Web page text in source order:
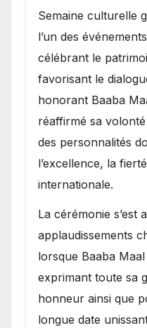
Semaine culturelle
l’un des
célébrant le
favorisant le
honorant Baaba
réaffirmé sa
des personnalités
l’excellence, la
internationale.
​La cérémonie s’est
applaudissements
lorsque Baaba
exprimant toute sa
honneur ainsi que
longue date